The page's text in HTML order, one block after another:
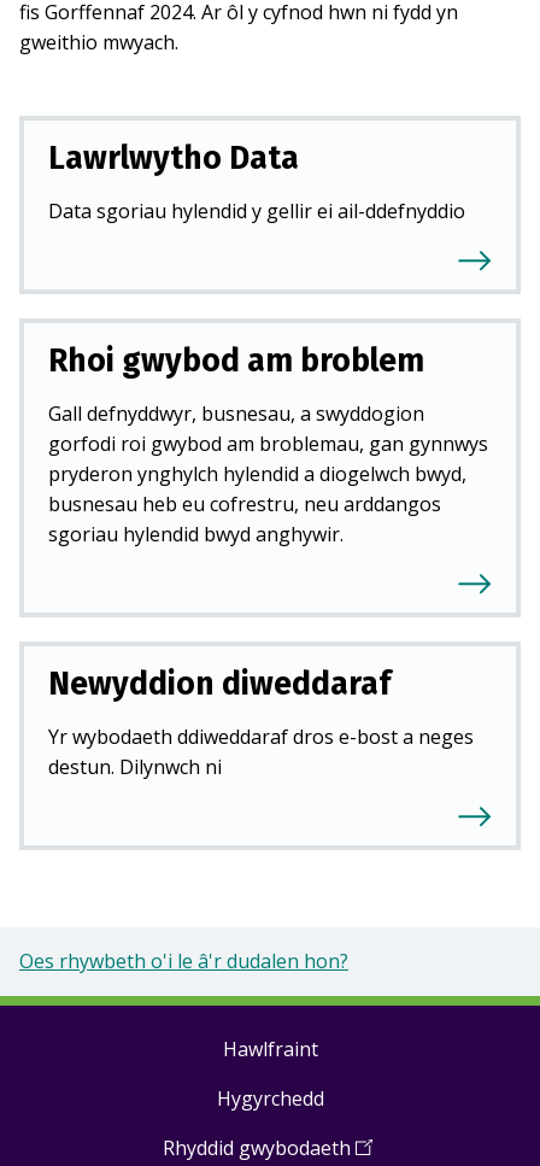
fis Gorffennaf 2024. Ar ôl y cyfnod hwn ni fydd yn
gweithio mwyach.
Lawrlwytho Data
Data sgoriau hylendid y gellir ei ail-ddefnyddio
Rhoi gwybod am broblem
Gall defnyddwyr, busnesau, a swyddogion
gorfodi roi gwybod am broblemau, gan gynnwys
pryderon ynghylch hylendid a diogelwch bwyd,
busnesau heb eu cofrestru, neu arddangos
sgoriau hylendid bwyd anghywir.
Newyddion diweddaraf
Yr wybodaeth ddiweddaraf dros e-bost a neges
destun. Dilynwch ni
Oes rhywbeth o'i le â'r dudalen hon?
Hawlfraint
Hygyrchedd
Rhyddid gwybodaeth (Open